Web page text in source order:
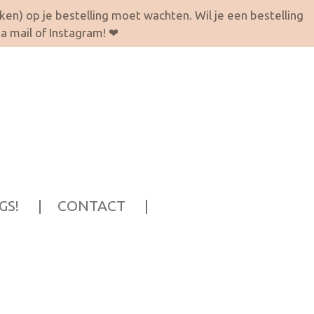
op je bestelling moet wachten. Wil je een bestelling
mail of Instagram! ❤
CONTACT